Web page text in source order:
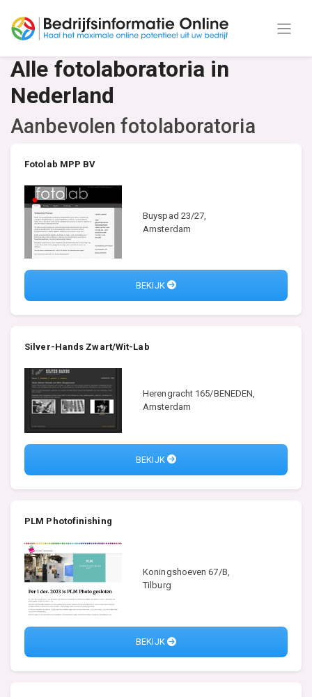
Alle fotolaboratoria in
Nederland
Aanbevolen fotolaboratoria
Fotolab MPP BV
Buyspad 23/27,
Amsterdam
BEKIJK
Silver-Hands Zwart/Wit-Lab
Herengracht 165/BENEDEN,
Amsterdam
BEKIJK
PLM Photofinishing
Koningshoeven 67/B,
Tilburg
BEKIJK